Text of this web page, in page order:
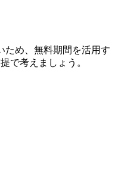
ため、無料期間を活用す
で考えましょう。